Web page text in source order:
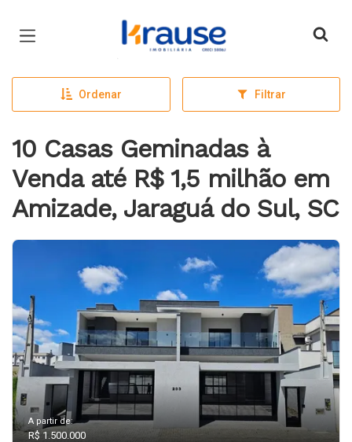
Página inicial
Ordenar Filtrar
10 Casas Geminadas à
Venda até R$ 1,5 milhão em
Amizade, Jaraguá do Sul, SC
A partir de:
R$ 1.500.000